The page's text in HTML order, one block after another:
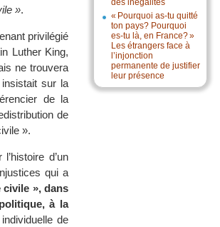
des inégalités
« Pourquoi as-tu quitté
ton pays? Pourquoi
es-tu là, en France? »
Les étrangers face à
l’injonction
permanente de justifier
leur présence
».
privilégié
Luther King,
ne trouvera
sur la
de la
de
».
d’un
qui a
civile », dans
à la
de